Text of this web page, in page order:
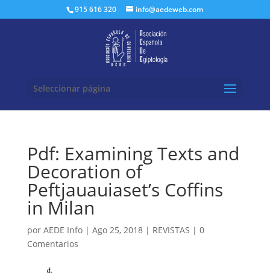
915 616 320 info@aedeweb.com
Seleccionar página
Pdf: Examining Texts and
Decoration of
Peftjauauiaset’s Coffins
in Milan
por AEDE Info| Ago 25, 2018| REVISTAS | 0
Comentarios